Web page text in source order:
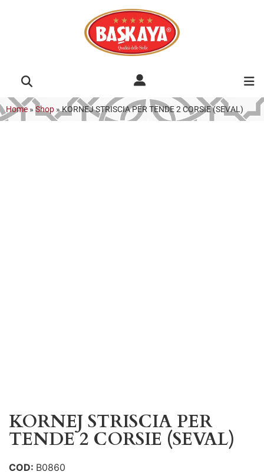
Home » Shop »KORNEJ STRISCIA PER TENDE 2 CORSIE (SEVAL)
KORNEJ STRISCIA PER
TENDE 2 CORSIE (SEVAL)
COD: B0860